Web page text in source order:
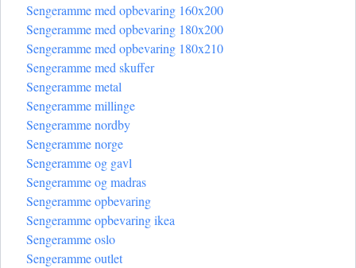
Sengeramme med opbevaring 160x200
Sengeramme med opbevaring 180x200
Sengeramme med opbevaring 180x210
Sengeramme med skuffer
Sengeramme metal
Sengeramme millinge
Sengeramme nordby
Sengeramme norge
Sengeramme og gavl
Sengeramme og madras
Sengeramme opbevaring
Sengeramme opbevaring ikea
Sengeramme oslo
Sengeramme outlet